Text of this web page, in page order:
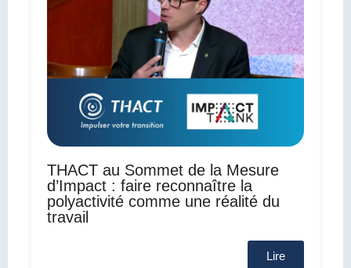
THACT au Sommet de la Mesure
d’Impact : faire reconnaître la
polyactivité comme une réalité du
travail
Lire